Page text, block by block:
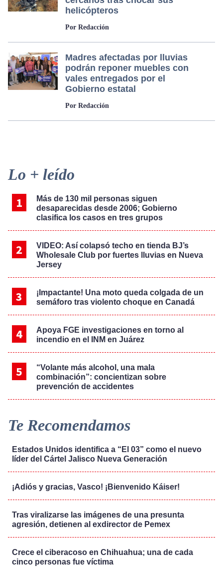
helicópteros
Por Redacción
Madres afectadas por lluvias
podrán reponer muebles con
vales entregados por el
Gobierno estatal
Por Redacción
Primary
Sidebar
Lo + leído
Más de 130 mil personas siguen
desaparecidas desde 2006; Gobierno
clasifica los casos en tres grupos
VIDEO: Así colapsó techo en tienda BJ’s
Wholesale Club por fuertes lluvias en Nueva
Jersey
¡Impactante! Una moto queda colgada de un
semáforo tras violento choque en Canadá
Apoya FGE investigaciones en torno al
incendio en el INM en Juárez
“Volante más alcohol, una mala
combinación”: concientizan sobre
prevención de accidentes
Te Recomendamos
Estados Unidos identifica a “El 03” como el nuevo
líder del Cártel Jalisco Nueva Generación
¡Adiós y gracias, Vasco! ¡Bienvenido Káiser!
Tras viralizarse las imágenes de una presunta
agresión, detienen al exdirector de Pemex
Crece el ciberacoso en Chihuahua; una de cada
cinco personas fue víctima